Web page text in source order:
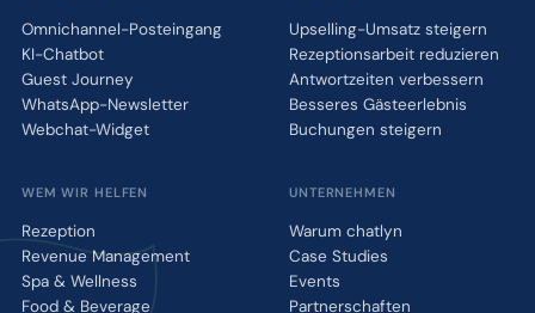
Omnichannel-Posteingang
KI-Chatbot
Guest Journey
WhatsApp-Newsletter
Webchat-Widget
Upselling-Umsatz steigern
Rezeptionsarbeit reduzieren
Antwortzeiten verbessern
Besseres Gästeerlebnis
Buchungen steigern
WEM WIR HELFEN
Rezeption
Revenue Management
Spa & Wellness
Food & Beverage
UNTERNEHMEN
Warum chatlyn
Case Studies
Events
Partnerschaften